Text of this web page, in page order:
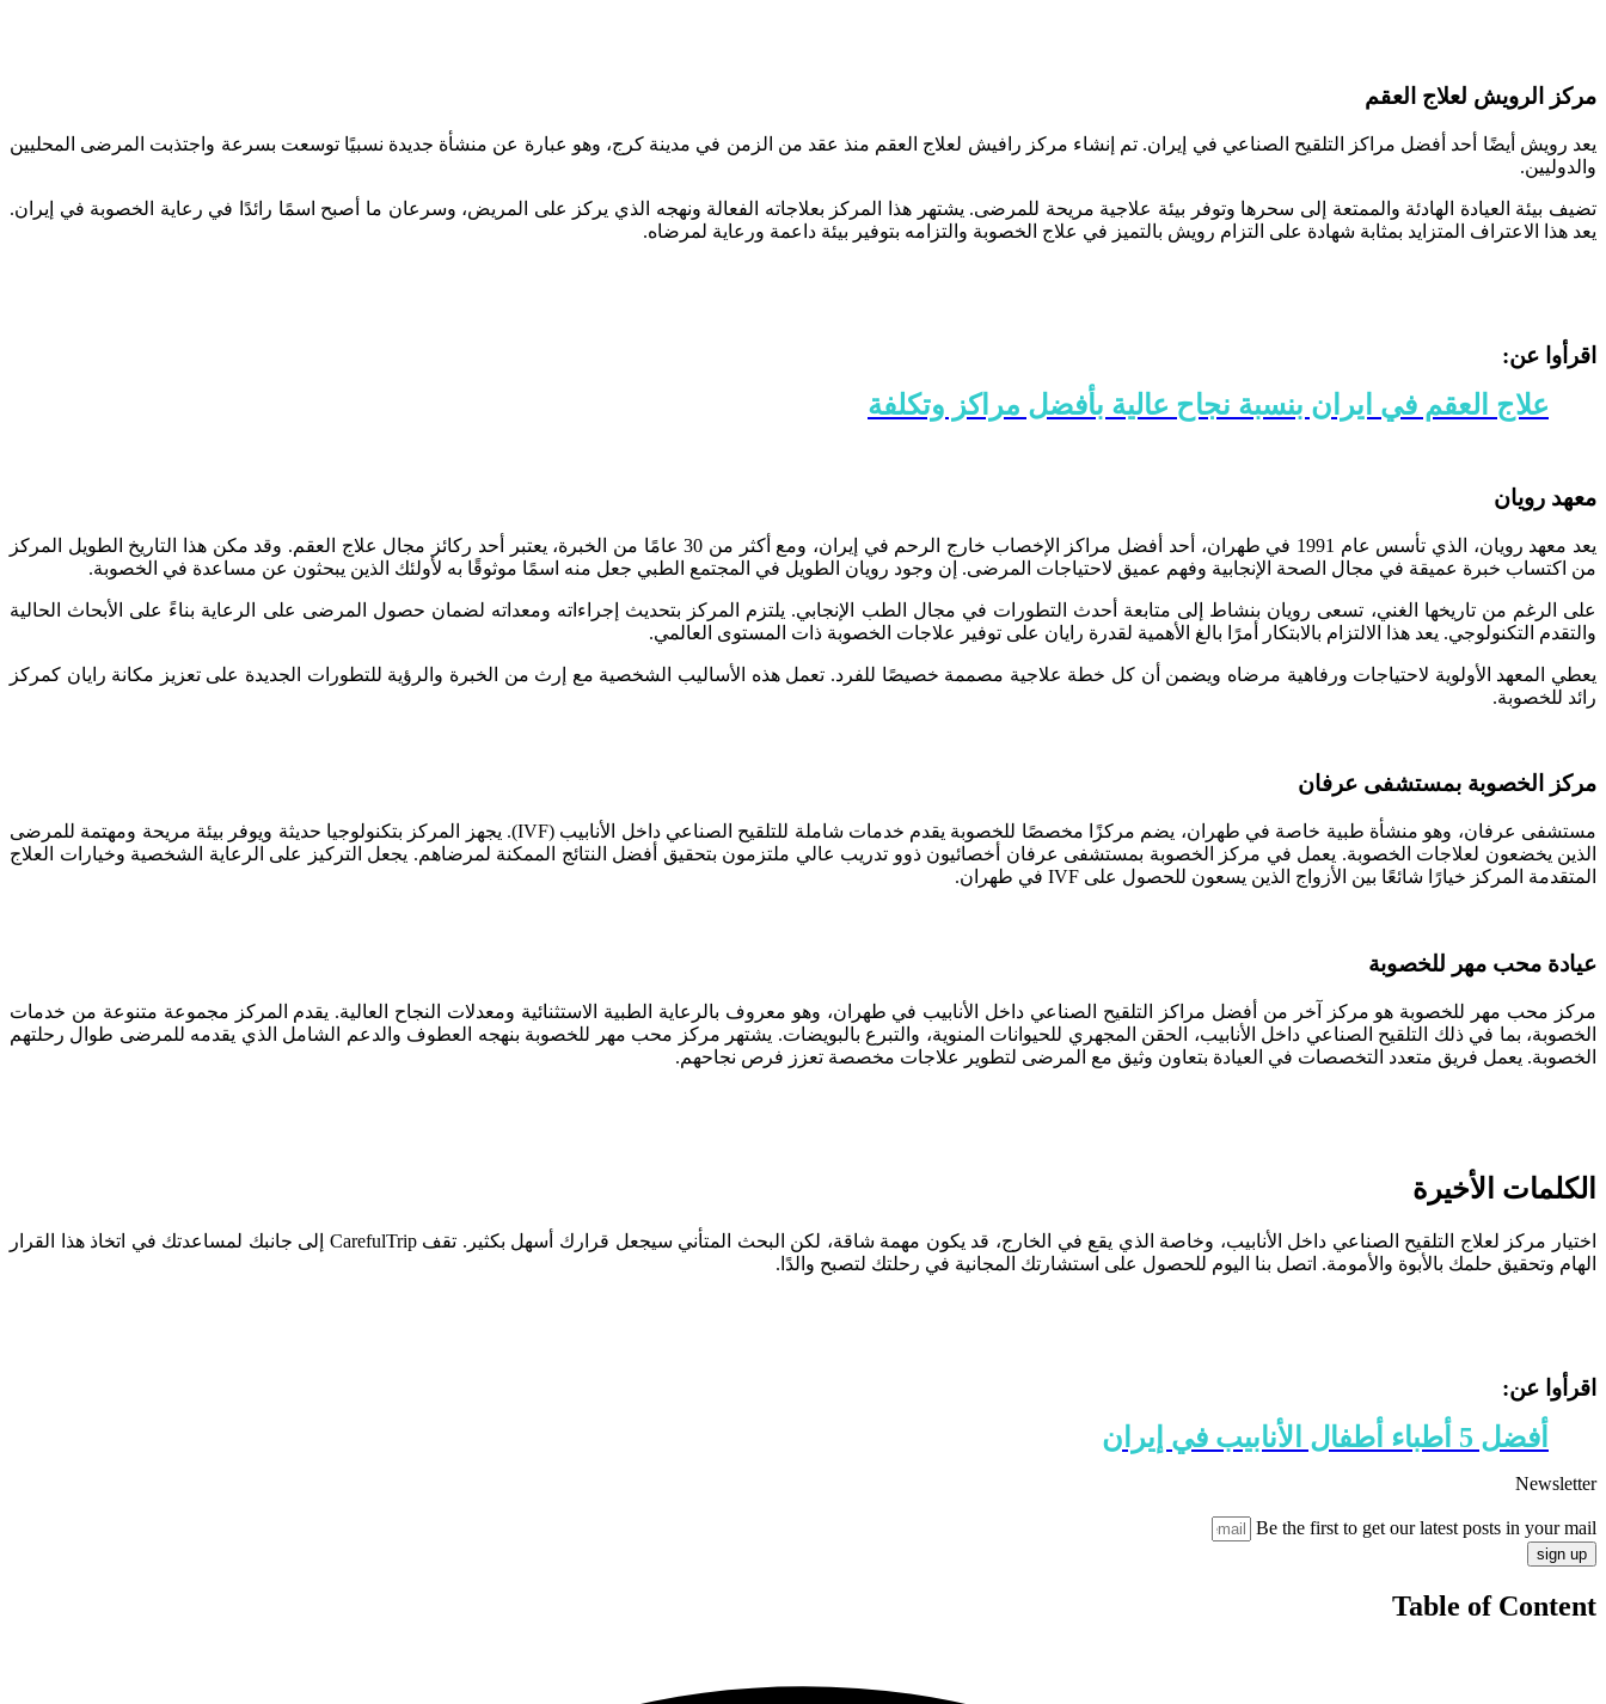
مركز الرويش لعلاج العقم
يعد رويش أيضًا أحد أفضل مراكز التلقيح الصناعي في إيران. تم إنشاء مركز رافيش لعلاج العقم منذ عقد من الزمن في مدينة كرج، وهو عبارة عن منشأة جديدة نسبيًا توسعت بسرعة واجتذبت المرضى المحليين
والدوليين.
تضيف بيئة العيادة الهادئة والممتعة إلى سحرها وتوفر بيئة علاجية مريحة للمرضى. يشتهر هذا المركز بعلاجاته الفعالة ونهجه الذي يركز على المريض، وسرعان ما أصبح اسمًا رائدًا في رعاية الخصوبة في إيران.
يعد هذا الاعتراف المتزايد بمثابة شهادة على التزام رويش بالتميز في علاج الخصوبة والتزامه بتوفير بيئة داعمة ورعاية لمرضاه.
اقرأوا عن:
علاج العقم في ايران بنسبة نجاح عالية بأفضل مراكز وتكلفة
معهد رويان
يعد معهد رويان، الذي تأسس عام 1991 في طهران، أحد أفضل مراكز الإخصاب خارج الرحم في إيران، ومع أكثر من 30 عامًا من الخبرة، يعتبر أحد ركائز مجال علاج العقم. وقد مكن هذا التاريخ الطويل المركز
من اكتساب خبرة عميقة في مجال الصحة الإنجابية وفهم عميق لاحتياجات المرضى. إن وجود رويان الطويل في المجتمع الطبي جعل منه اسمًا موثوقًا به لأولئك الذين يبحثون عن مساعدة في الخصوبة.
على الرغم من تاريخها الغني، تسعى رويان بنشاط إلى متابعة أحدث التطورات في مجال الطب الإنجابي. يلتزم المركز بتحديث إجراءاته ومعداته لضمان حصول المرضى على الرعاية بناءً على الأبحاث الحالية
والتقدم التكنولوجي. يعد هذا الالتزام بالابتكار أمرًا بالغ الأهمية لقدرة رايان على توفير علاجات الخصوبة ذات المستوى العالمي.
يعطي المعهد الأولوية لاحتياجات ورفاهية مرضاه ويضمن أن كل خطة علاجية مصممة خصيصًا للفرد. تعمل هذه الأساليب الشخصية مع إرث من الخبرة والرؤية للتطورات الجديدة على تعزيز مكانة رايان كمركز
رائد للخصوبة.
مركز الخصوبة بمستشفى عرفان
مستشفى عرفان، وهو منشأة طبية خاصة في طهران، يضم مركزًا مخصصًا للخصوبة يقدم خدمات شاملة للتلقيح الصناعي داخل الأنابيب (IVF). يجهز المركز بتكنولوجيا حديثة ويوفر بيئة مريحة ومهتمة للمرضى
الذين يخضعون لعلاجات الخصوبة. يعمل في مركز الخصوبة بمستشفى عرفان أخصائيون ذوو تدريب عالي ملتزمون بتحقيق أفضل النتائج الممكنة لمرضاهم. يجعل التركيز على الرعاية الشخصية وخيارات العلاج
المتقدمة المركز خيارًا شائعًا بين الأزواج الذين يسعون للحصول على IVF في طهران.
عيادة محب مهر للخصوبة
مركز محب مهر للخصوبة هو مركز آخر من أفضل مراكز التلقيح الصناعي داخل الأنابيب في طهران، وهو معروف بالرعاية الطبية الاستثنائية ومعدلات النجاح العالية. يقدم المركز مجموعة متنوعة من خدمات
الخصوبة، بما في ذلك التلقيح الصناعي داخل الأنابيب، الحقن المجهري للحيوانات المنوية، والتبرع بالبويضات. يشتهر مركز محب مهر للخصوبة بنهجه العطوف والدعم الشامل الذي يقدمه للمرضى طوال رحلتهم
الخصوبة. يعمل فريق متعدد التخصصات في العيادة بتعاون وثيق مع المرضى لتطوير علاجات مخصصة تعزز فرص نجاحهم.
الكلمات الأخيرة
اختيار مركز لعلاج التلقيح الصناعي داخل الأنابيب، وخاصة الذي يقع في الخارج، قد يكون مهمة شاقة، لكن البحث المتأني سيجعل قرارك أسهل بكثير. تقف CarefulTrip إلى جانبك لمساعدتك في اتخاذ هذا القرار
الهام وتحقيق حلمك بالأبوة والأمومة. اتصل بنا اليوم للحصول على استشارتك المجانية في رحلتك لتصبح والدًا.
اقرأوا عن:
أفضل 5 أطباء أطفال الأنابيب في إيران
Newsletter
Be the first to get our latest posts in your mail
sign up
Table of Content